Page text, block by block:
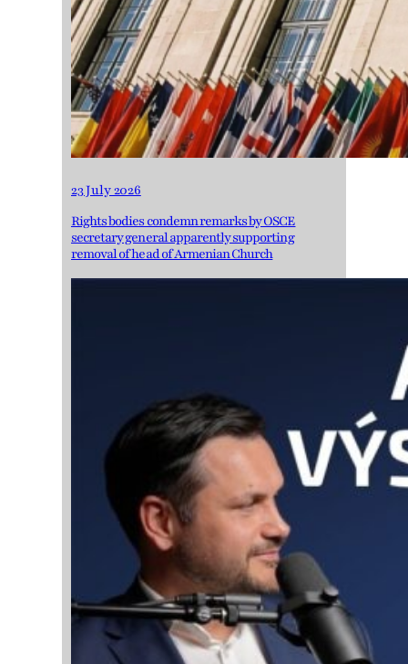
23 July 2026
Rights bodies condemn remarks by OSCE
secretary general apparently supporting
removal of head of Armenian Church